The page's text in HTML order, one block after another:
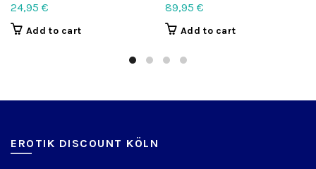
24,95 €
Add to cart
89,95 €
Add to cart
EROTIK DISCOUNT KÖLN